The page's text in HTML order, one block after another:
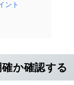
ント
か確認する